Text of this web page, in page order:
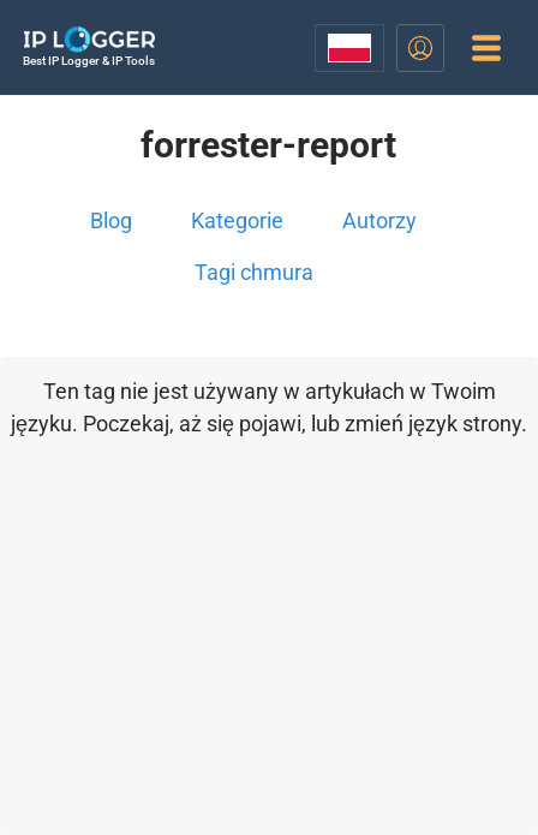
Best IP Logger & IP Tools
forrester-report
Blog Kategorie Autorzy
Tagi chmura